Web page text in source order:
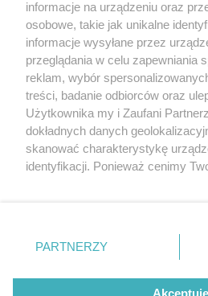
4 / 0
Nie zapomnij
zapoznać się z:
polityką prywatności
Twojemiasto
Piekary Śląskie
Chorzów
Tarnowskie Góry
Gliwice
informacje na urządzeniu oraz
osobowe, takie jak unikalne
informacje wysyłane przez
przeglądania w celu zapewniania
reklam, wybór
treści, badanie odbiorców oraz
Użytkownika my i Zaufani
dokładnych danych
skanować charakterystykę
identyfikacji. Ponieważ cenimy
prywatności znajdujący się w
. Niektóre rodzaje
zgody użytkownika, ale masz
takiemu przetwarzaniu.
PARTNERZY
Akceptuję